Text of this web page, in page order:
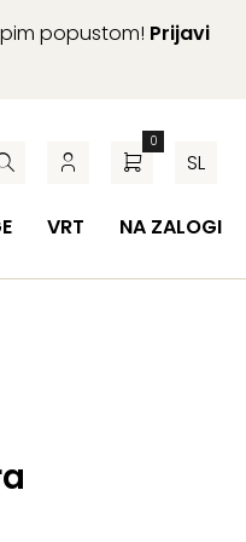
popustom! Prijavi
0
SL
VRT NA ZALOGI